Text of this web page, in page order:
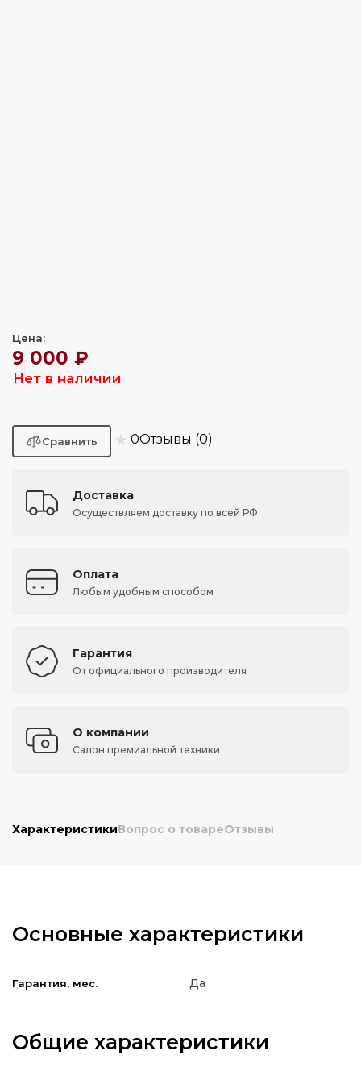
Цена:
9 000 ₽
Нет в наличии
★ 0Отзывы (0)
Доставка
Осуществляем доставку по всей РФ
Оплата
Любым удобным способом
Гарантия
От официального производителя
О компании
Салон премиальной техники
ХарактеристикиВопрос о товареОтзывы
Основные характеристики
Гарантия, мес. Да
Общие характеристики